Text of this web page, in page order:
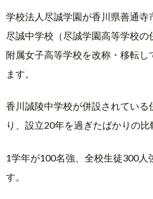
学校法人尽誠学園が香川県善通寺
尽誠中学校（尽誠学園高等学校
附属女子高等学校を改称・移転し
ます。
香川誠陵中学校が併設されている
り、設立20年を過ぎたばかりの比
1学年が100名強、全校生徒300人
す。